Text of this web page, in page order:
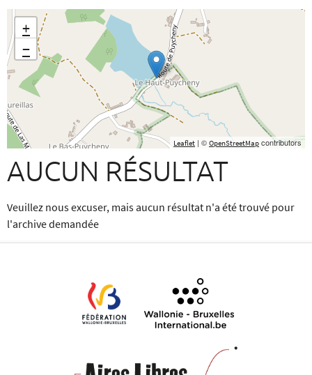
+
−
Leaflet | © OpenStreetMap contributors
AUCUN RÉSULTAT
Veuillez nous excuser, mais aucun résultat n'a été trouvé pour
l'archive demandée